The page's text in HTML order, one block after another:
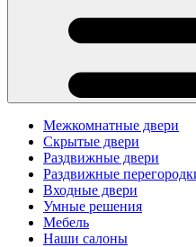
Межкомнатные двери
Скрытые двери
Раздвижные двери
Раздвижные
Входные двери
Умные решения
Мебель
Наши салоны